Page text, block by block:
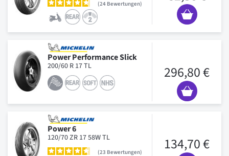
24 Bewertungen
Power Performance Slick
200/60 R 17 TL 296,80 €
Power 6
120/70 ZR 17 58W TL
23 Bewertungen 134,70 €